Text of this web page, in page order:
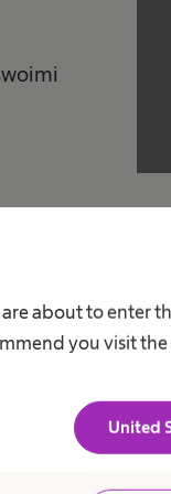
about to enter
you visit
United
Korzyści